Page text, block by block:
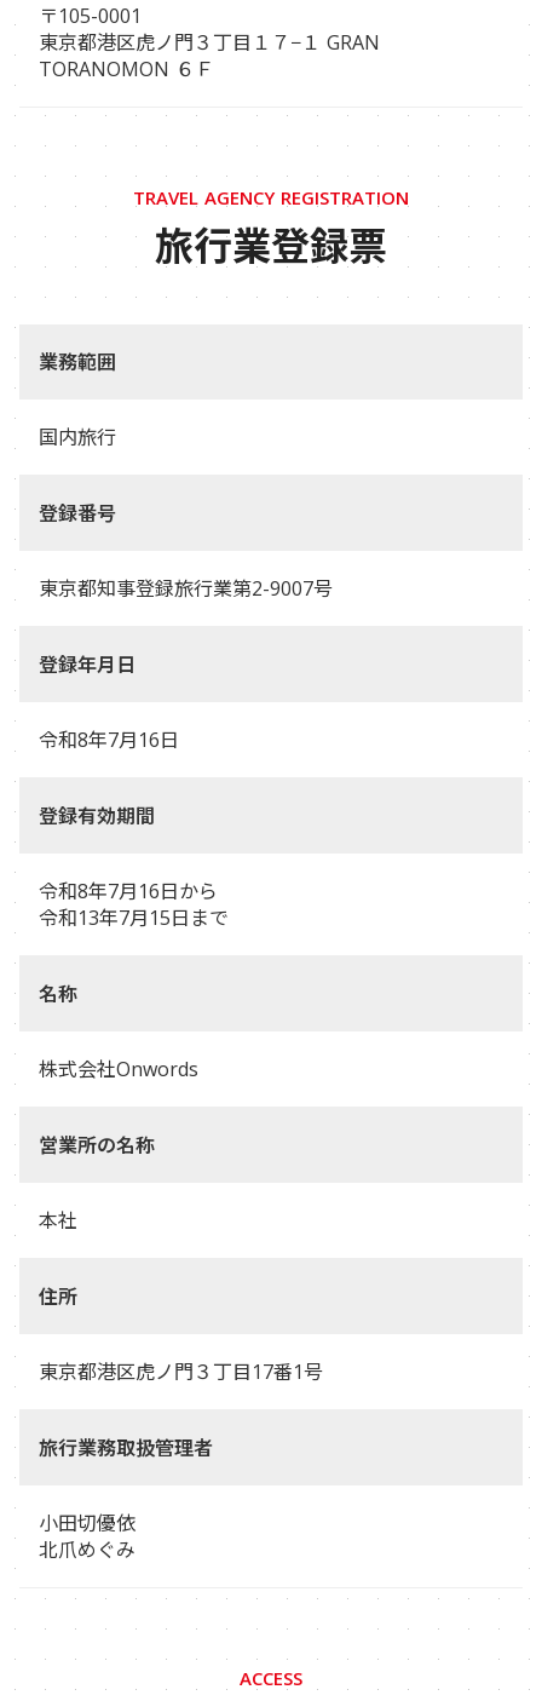
〒105-0001
東京都港区虎ノ門３丁目１７−１ GRAN
TORANOMON ６Ｆ
TRAVEL AGENCY REGISTRATION
旅行業登録票
業務範囲
国内旅行
登録番号
東京都知事登録旅行業第2-9007号
登録年月日
令和8年7月16日
登録有効期間
令和8年7月16日から
令和13年7月15日まで
名称
株式会社Onwords
営業所の名称
本社
住所
東京都港区虎ノ門３丁目17番1号
旅行業務取扱管理者
小田切優依
北爪めぐみ
ACCESS